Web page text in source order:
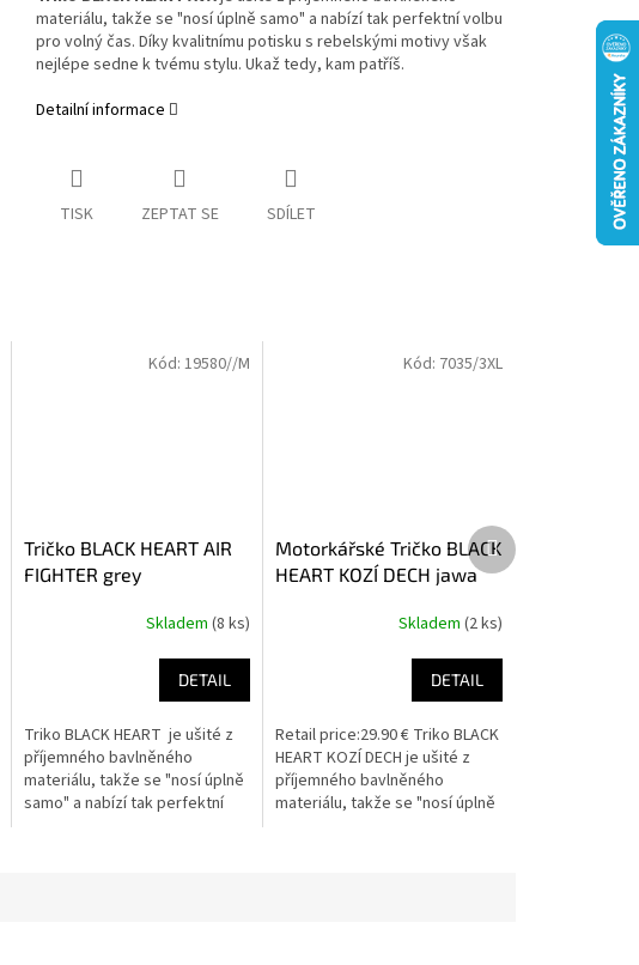
materiálu, takže se "nosí úplně samo" a nabízí tak perfektní volbu
pro volný čas. Díky kvalitnímu potisku s rebelskými motivy však
nejlépe sedne k tvému stylu. Ukaž tedy, kam patříš.
Detailní informace
TISK ZEPTAT SE SDÍLET
Tričko BLACK HEART AIR
FIGHTER grey
Skladem(8 ks)
DETAIL
Triko BLACK HEART je ušité z
příjemného bavlněného
materiálu, takže se "nosí úplně
samo" a nabízí tak perfektní
Kód:19580//M
Motorkářské Tričko BLACK
HEART KOZÍ DECH jawa
Skladem (2 ks)
DETAIL
Retail price:29.90 € Triko BLACK
HEART KOZÍ DECH je ušité z
příjemného bavlněného
materiálu, takže se "nosí úplně
Kód: 7035/3XL
Další
produkt